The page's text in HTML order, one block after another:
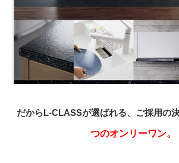
だからL-CLASSが選ばれる、ご採用の
つのオンリーワン。